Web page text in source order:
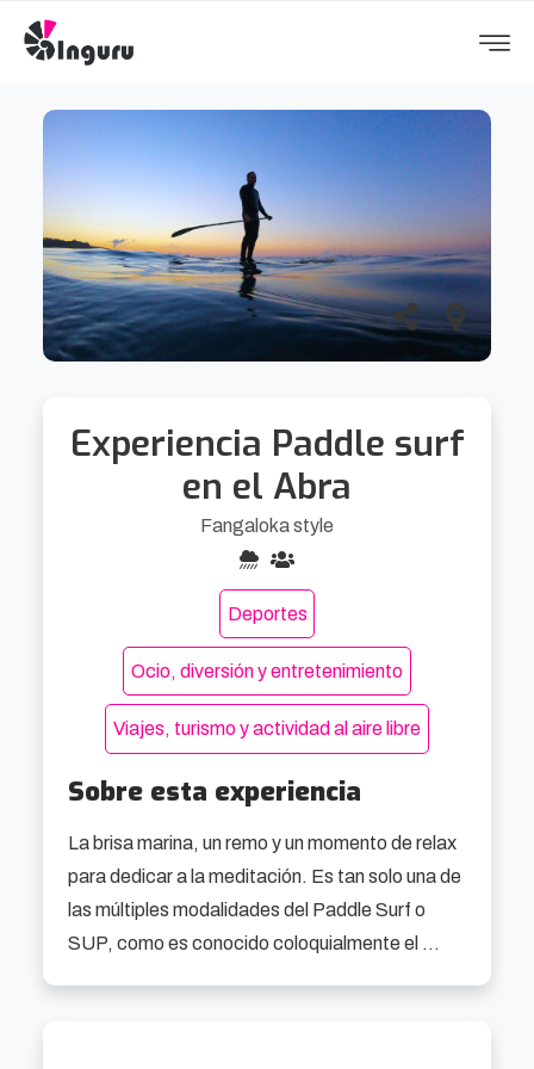
Experiencia Paddle surf
en el Abra
Fangaloka style
Deportes
Ocio, diversión y entretenimiento
Viajes, turismo y actividad al aire libre
Sobre esta experiencia
La brisa marina, un remo y un momento de relax
para dedicar a la meditación. Es tan solo una de
las múltiples modalidades del Paddle Surf o
SUP, como es conocido coloquialmente el